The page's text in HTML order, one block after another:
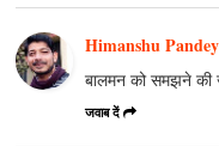
Himanshu Pandey
बालमन को समझने
जवाब दें